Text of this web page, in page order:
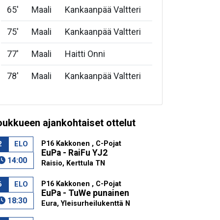
65' Maali Kankaanpää Valtteri
75' Maali Kankaanpää Valtteri
77' Maali Haitti Onni
78' Maali Kankaanpää Valtteri
ajankohtaiset ottelut
ELO
14:00
P16 Kakkonen , C-Pojat
EuPa - RaiFu YJ2
Raisio, Kerttula TN
ELO
18:30
P16 Kakkonen , C-Pojat
EuPa - TuWe punainen
Eura, Yleisurheilukenttä N